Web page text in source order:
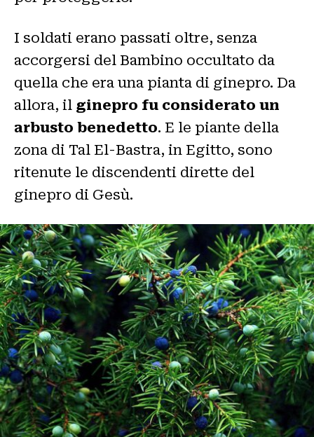
I soldati erano passati oltre, senza
accorgersi del Bambino occultato da
quella che era una pianta di ginepro. Da
allora, il ginepro fu considerato un
arbusto benedetto. E le piante della
zona di Tal El-Bastra, in Egitto, sono
ritenute le discendenti dirette del
ginepro di Gesù.